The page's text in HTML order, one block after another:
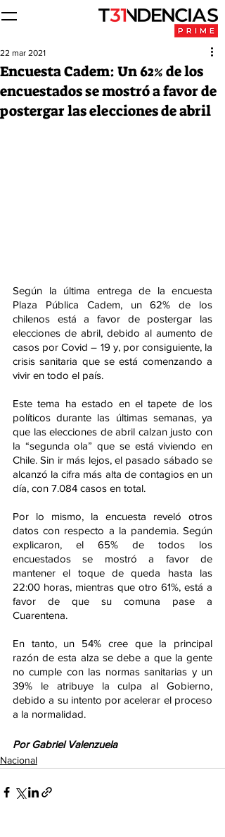
Encuesta Cadem: Un 62% de los
encuestados se mostró a favor de
postergar las elecciones de abril
22 mar 2021
Según la última entrega de la encuesta
Plaza Pública Cadem, un 62% de los
chilenos está a favor de postergar las
elecciones de abril, debido al aumento de
casos por Covid – 19 y, por consiguiente, la
crisis sanitaria que se está comenzando a
vivir en todo el país.
Este tema ha estado en el tapete de los
políticos durante las últimas semanas, ya
que las elecciones de abril calzan justo con
la “segunda ola” que se está viviendo en
Chile. Sin ir más lejos, el pasado sábado se
alcanzó la cifra más alta de contagios en un
día, con 7.084 casos en total.
Por lo mismo, la encuesta reveló otros
datos con respecto a la pandemia. Según
explicaron, el 65% de todos los
encuestados se mostró a favor de
mantener el toque de queda hasta las
22:00 horas, mientras que otro 61%, está a
favor de que su comuna pase a
Cuarentena.
En tanto, un 54% cree que la principal
razón de esta alza se debe a que la gente
no cumple con las normas sanitarias y un
39% le atribuye la culpa al Gobierno,
debido a su intento por acelerar el proceso
a la normalidad.
Por Gabriel Valenzuela
Nacional